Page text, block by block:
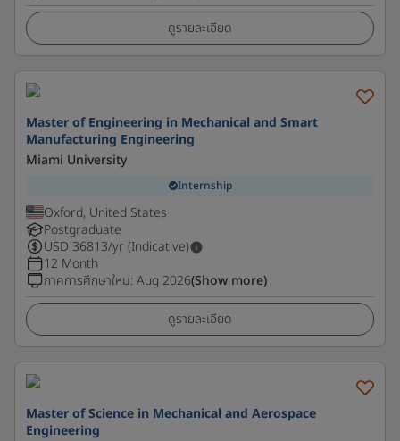
ดูรายละเอียด
Master of Engineering in Mechanical and Smart
Manufacturing Engineering
Miami University
Internship
Oxford, United States
Postgraduate
USD 36813/yr (Indicative)
12 Month
ภาคการศึกษาใหม่:Aug 2026(Show more)
ดูรายละเอียด
Master of Science in Mechanical and Aerospace
Engineering